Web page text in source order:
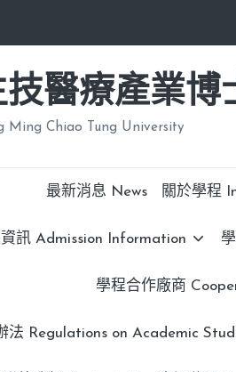
醫療產業博
Ming Chiao Tung University
最新消息 News 關於學程
訊 Admission Information
學程合作廠商
法 Regulations on Academic